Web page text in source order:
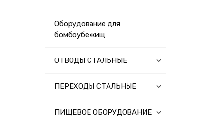
Оборудование для
бомбоубежищ
ОТВОДЫ СТАЛЬНЫЕ
ПЕРЕХОДЫ СТАЛЬНЫЕ
ПИЩЕВОЕ ОБОРУДОВАНИЕ